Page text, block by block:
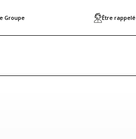
Groupe Être rappelé